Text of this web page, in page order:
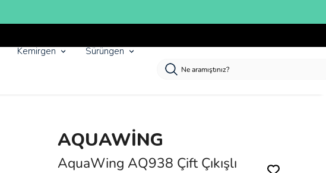
Kemirgen Sürüngen
AQUAWİNG
AquaWing AQ938 Çift Çıkışlı